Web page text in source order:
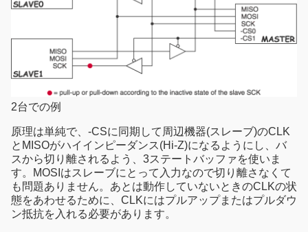
2台での例
原理は単純で、-CSに同期して周辺機器(スレーブ)のCLK
とMISOがハイインピーダンス(Hi-Z)になるようにし、バ
スから切り離されるよう、3ステートバッファを使いま
す。MOSIはスレーブにとって入力なので切り離さなくて
も問題ありません。あとは動作していないときのCLKの状
態をあわせるために、CLKにはプルアップまたはプルダウ
ン抵抗を入れる必要があります。